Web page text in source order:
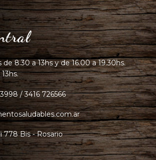
8.30 a 13hs y de 16.00 a 19.30hs.
/ 3416 726566
778 Bis - Rosario